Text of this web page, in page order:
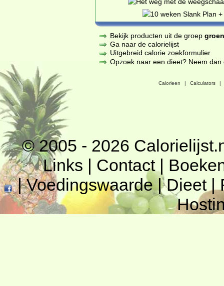
Bekijk producten uit de groep
Ga naar de calorielijst
Uitgebreid calorie zoekformulier
Opzoek naar een dieet? Neem
Calorieen | Calculators |
© 2005 - 2026
Links | Contact|
|Voedingswaarde|Dieet|